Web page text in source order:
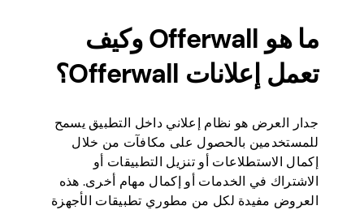
ما هو Offerwall وكيف
تعمل إعلانات Offerwall؟
جدار العرض هو نظام إعلاني داخل التطبيق يسمح
للمستخدمين بالحصول على مكافآت من خلال
إكمال الاستطلاعات أو تنزيل التطبيقات أو
الاشتراك في الخدمات أو إكمال مهام أخرى. هذه
العروض مفيدة لكل من مطوري تطبيقات الأجهزة